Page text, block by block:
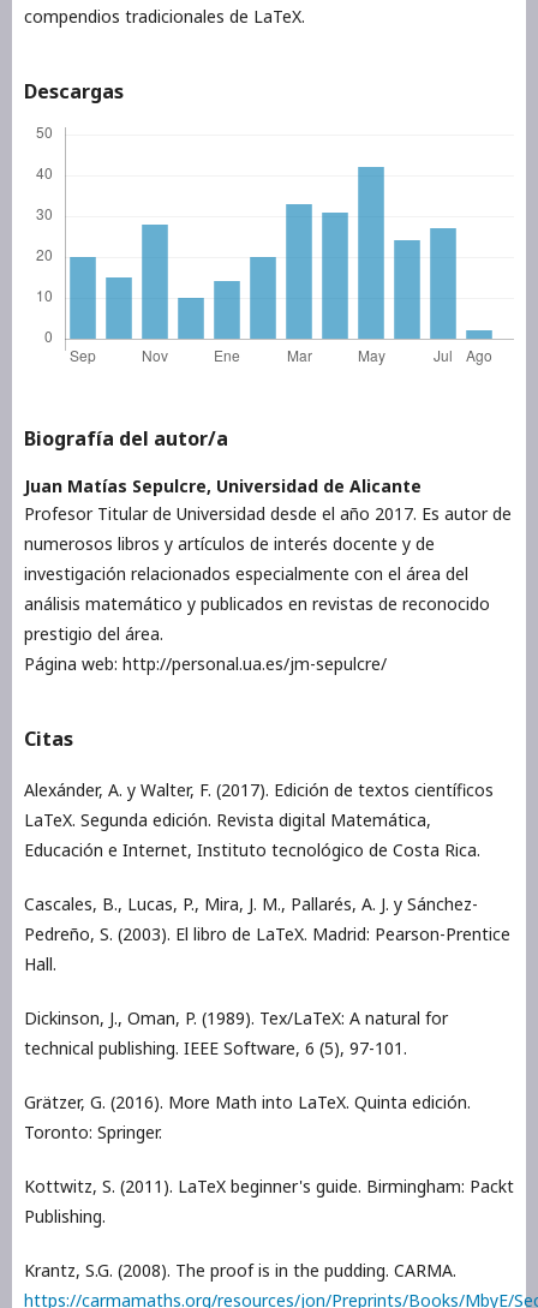
compendios tradicionales de LaTeX.
Descargas
Biografía del autor/a
Juan Matías Sepulcre, Universidad de Alicante
Profesor Titular de Universidad desde el año 2017. Es autor de
numerosos libros y artículos de interés docente y de
investigación relacionados especialmente con el área del
análisis matemático y publicados en revistas de reconocido
prestigio del área.
Página web: http://personal.ua.es/jm-sepulcre/
Citas
Alexánder, A. y Walter, F. (2017). Edición de textos científicos
LaTeX. Segunda edición. Revista digital Matemática,
Educación e Internet, Instituto tecnológico de Costa Rica.
Cascales, B., Lucas, P., Mira, J. M., Pallarés, A. J. y Sánchez-
Pedreño, S. (2003). El libro de LaTeX. Madrid: Pearson-Prentice
Hall.
Dickinson, J., Oman, P. (1989). Tex/LaTeX: A natural for
technical publishing. IEEE Software, 6 (5), 97-101.
Grätzer, G. (2016). More Math into LaTeX. Quinta edición.
Toronto: Springer.
Kottwitz, S. (2011). LaTeX beginner's guide. Birmingham: Packt
Publishing.
Krantz, S.G. (2008). The proof is in the pudding. CARMA.
https://carmamaths.org/resources/jon/Preprints/Books/MbyE/